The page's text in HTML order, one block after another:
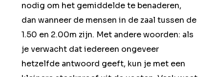
nodig om het gemiddelde te benaderen,
dan wanneer de mensen in de zaal tussen de
1.50 en 2.00m zijn. Met andere woorden: als
je verwacht dat iedereen ongeveer
hetzelfde antwoord geeft, kun je met een